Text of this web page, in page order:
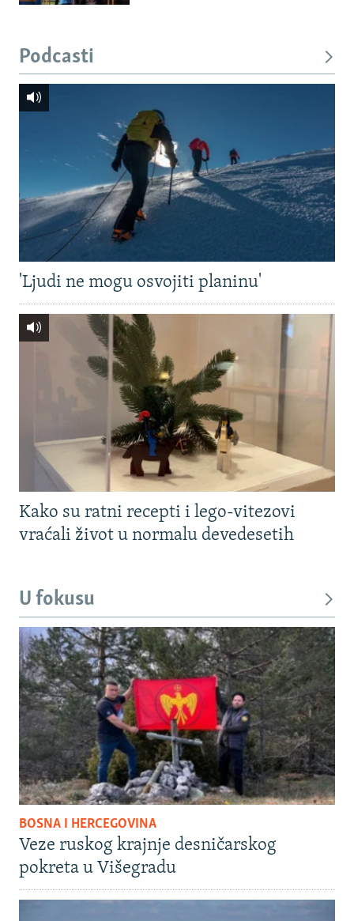
Podcasti
'Ljudi ne mogu osvojiti planinu'
Kako su ratni recepti i lego-vitezovi
vraćali život u normalu devedesetih
U fokusu
BOSNA I HERCEGOVINA
Veze ruskog krajnje desničarskog
pokreta u Višegradu